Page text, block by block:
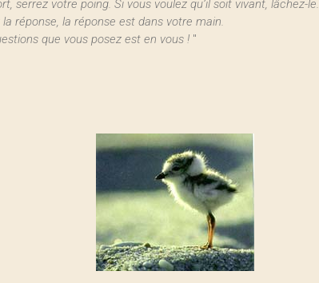
serrez votre poing. Si vous voulez qu’il soit vivant, lâchez-le.
la réponse, la réponse est dans votre main.
que vous posez est en vous ! "